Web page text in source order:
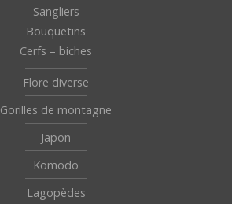
Sangliers
Bouquetins
Cerfs – biches
Flore diverse
Gorilles de montagne
Japon
Komodo
Lagopèdes